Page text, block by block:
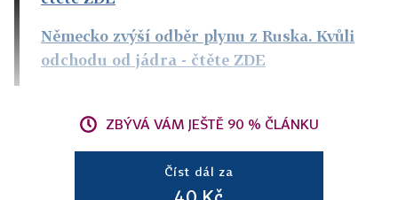
Německo zvýší odběr plynu z Ruska. Kvůli
odchodu od jádra - čtěte ZDE
ZBÝVÁ VÁM JEŠTĚ 90 % ČLÁNKU
Číst dál za